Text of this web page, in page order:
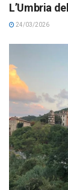
L’Umbria
24/03/2026